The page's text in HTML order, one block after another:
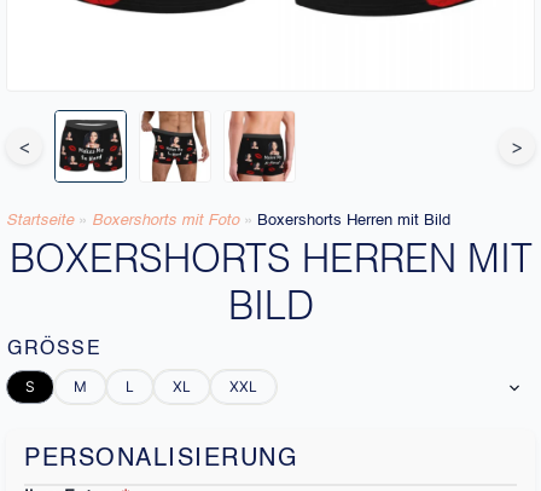
< >
Startseite » Boxershorts mit Foto » Boxershorts Herren mit Bild
BOXERSHORTS HERREN MIT
BILD
GRÖSSE
S M L XL XXL
PERSONALISIERUNG